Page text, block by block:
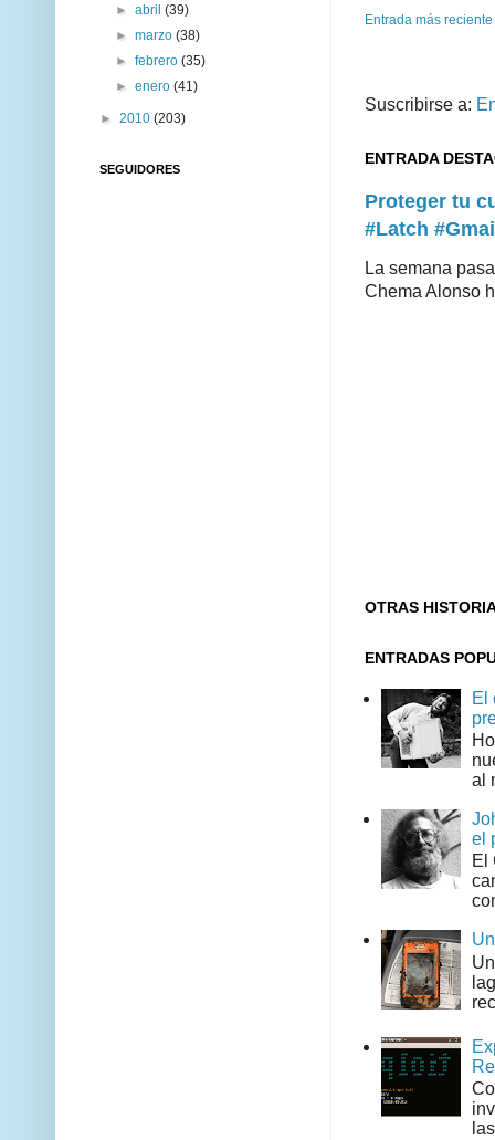
Entrada más reciente
Suscribirse a:
ENTRADA
Proteger tu
#Latch
La semana
Chema Alonso
OTRAS
ENTRADAS
El
al
el
El
►abril(39)
►marzo(38)
►febrero(35)
►enero(41)
► 2010 (203)
SEGUIDORES